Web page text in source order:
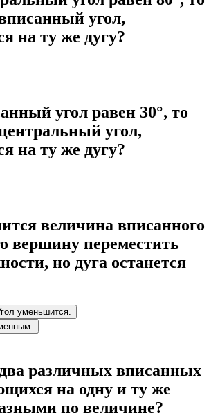
угол,
на ту же дугу?
угол равен 30°, то
угол,
на ту же дугу?
величина вписанного
вершину переместить
но дуга останется
уменьшится.
различных вписанных
на одну и ту же
по величине?